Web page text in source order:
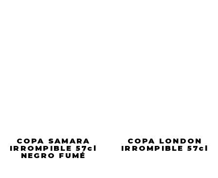
COPA SAMARA
IRROMPIBLE 57cl
NEGRO FUMÉ
COPA LONDON
IRROMPIBLE 57cl